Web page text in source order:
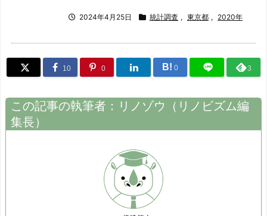
2024年4月25日 統計調査 , 東京都 , 2020年
10 0 B! 0 3
この記事の執筆者： リノゾウ （ リノビズム編
集長）